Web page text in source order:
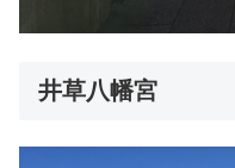
井草八幡宮